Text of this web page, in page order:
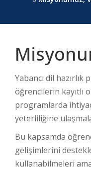
Yabancı dil hazırlık
öğrencilerin kayıtlı
programlarda
yeterliliğine
Bu kapsamda
gelişimlerini
kullanabilmeleri